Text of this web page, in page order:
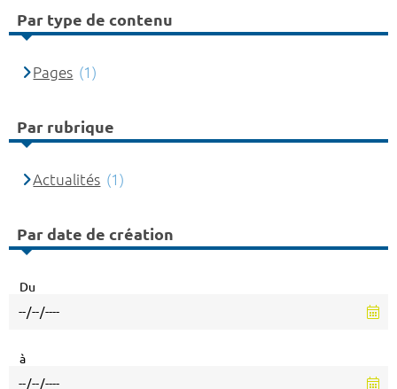
Par type de contenu
Pages (1)
Par rubrique
Actualités (1)
Par date de création
Du
à